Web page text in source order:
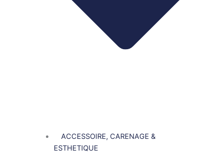
ACCESSOIRE, CARENAGE &
ESTHETIQUE